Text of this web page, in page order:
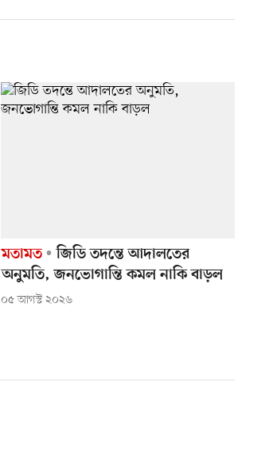
মতামত
জিডি তদন্তে আদালতের
অনুমতি, জনভোগান্তি কমল নাকি বাড়ল
০৫ আগস্ট ২০২৬